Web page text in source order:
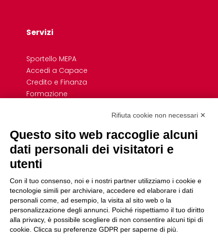
Servizi
Sportello MEPA
Accedi a Capace
Credito e Finanza
Formazione
Convenzioni
Link Rapidi
Associazioni di Settore e Dipartimenti
Uffici
Servizio Civile
Fare cooperativa
Pico Umbria
Rifiuta cookie non necessari ✕
Questo sito web raccoglie alcuni
dati personali dei visitatori e
utenti
Con il tuo consenso, noi e i nostri partner utilizziamo i cookie e
tecnologie simili per archiviare, accedere ed elaborare i dati
personali come, ad esempio, la visita al sito web o la
personalizzazione degli annunci. Poiché rispettiamo il tuo diritto
alla privacy, è possibile scegliere di non consentire alcuni tipi di
cookie. Clicca su preferenze GDPR per saperne di più.